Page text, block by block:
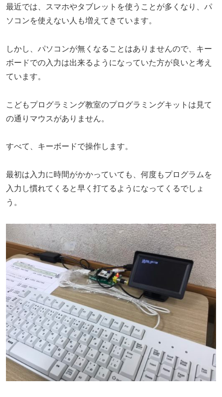
最近では、スマホやタブレットを使うことが多くなり、パ
ソコンを使えない人も増えてきています。
しかし、パソコンが無くなることはありませんので、キー
ボードでの入力は出来るようになっていた方が良いと考え
ています。
こどもプログラミング教室のプログラミングキットは見て
の通りマウスがありません。
すべて、キーボードで操作します。
最初は入力に時間がかかっていても、何度もプログラムを
入力し慣れてくると早く打てるようになってくるでしょ
う。